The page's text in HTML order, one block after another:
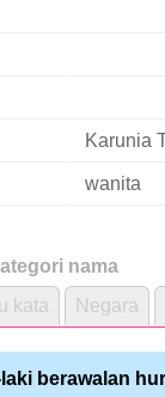
Karunia
wanita
nama
kata Negara
berawalan